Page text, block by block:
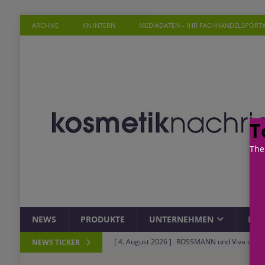
ARCHIVE KN INTERN MEDIADATEN – IHR
NEWS PRODUKTE UNTERNEHMEN
NEWS TICKER [ 4. August 2026 ] ROSSMANN und Viva